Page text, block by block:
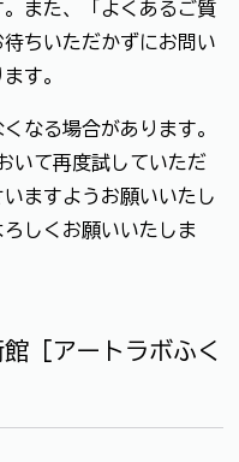
また、「よくあるご質
ちいただかずにお問い
す。
なる場合があります。
いて再度試していただ
ますようお願いいたし
しくお願いいたしま
［アートラボふく